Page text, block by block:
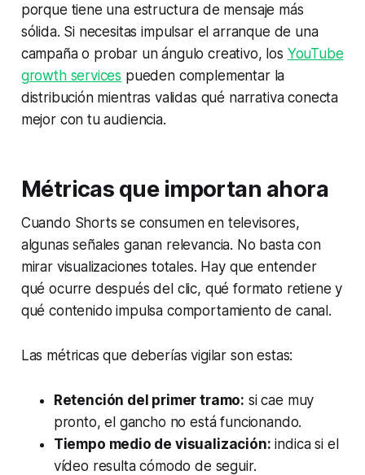
porque tiene una estructura de mensaje más
sólida. Si necesitas impulsar el arranque de una
campaña o probar un ángulo creativo, los YouTube
growth services pueden complementar la
distribución mientras validas qué narrativa conecta
mejor con tu audiencia.
Métricas que importan ahora
Cuando Shorts se consumen en televisores,
algunas señales ganan relevancia. No basta con
mirar visualizaciones totales. Hay que entender
qué ocurre después del clic, qué formato retiene y
qué contenido impulsa comportamiento de canal.
Las métricas que deberías vigilar son estas:
Retención del primer tramo: si cae muy
pronto, el gancho no está funcionando.
Tiempo medio de visualización: indica si el
vídeo resulta cómodo de seguir.